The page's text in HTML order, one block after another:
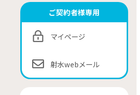
ご契約者様専用
マイページ
射水webメール